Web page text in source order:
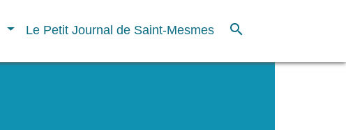
Le Petit Journal de Saint-Mesmes search